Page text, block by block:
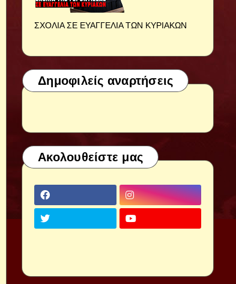
ΣΧΟΛΙΑ ΣΕ ΕΥΑΓΓΕΛΙΑ ΤΩΝ ΚΥΡΙΑΚΩΝ
Δημοφιλείς αναρτήσεις
Ακολουθείστε μας